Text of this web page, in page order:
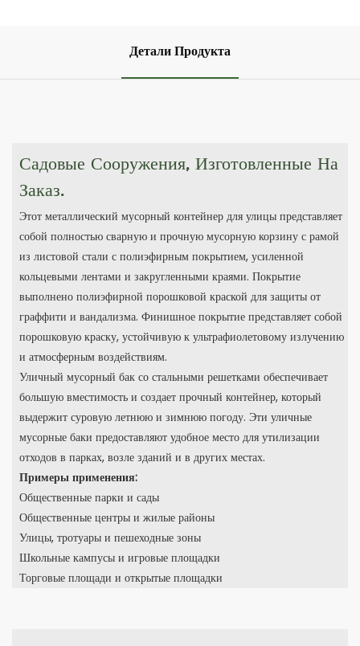
Детали Продукта
Садовые Сооружения, Изготовленные На
Заказ.
Этот металлический мусорный контейнер для улицы представляет
собой полностью сварную и прочную мусорную корзину с рамой
из листовой стали с полиэфирным покрытием, усиленной
кольцевыми лентами и закругленными краями. Покрытие
выполнено полиэфирной порошковой краской для защиты от
граффити и вандализма. Финишное покрытие представляет собой
порошковую краску, устойчивую к ультрафиолетовому излучению
и атмосферным воздействиям.
Уличный мусорный бак со стальными решетками обеспечивает
большую вместимость и создает прочный контейнер, который
выдержит суровую летнюю и зимнюю погоду. Эти уличные
мусорные баки предоставляют удобное место для утилизации
отходов в парках, возле зданий и в других местах.
Примеры применения:
Общественные парки и сады
Общественные центры и жилые районы
Улицы, тротуары и пешеходные зоны
Школьные кампусы и игровые площадки
Торговые площади и открытые площадки